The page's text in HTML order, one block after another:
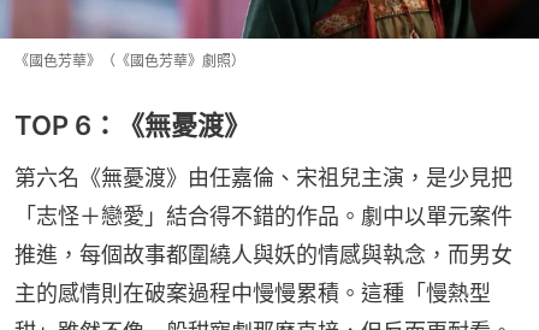
《國色芳華》（《國色芳華》劇照）
TOP 6：《無憂渡》
第六名《無憂渡》由任嘉倫、宋祖兒主演，是少見把
「志怪＋戀愛」結合得不錯的作品。劇中以單元案件
推進，每個故事都圍繞人與妖的情感與執念，而男女
主的感情則在破案過程中慢慢累積。這種「慢熱型